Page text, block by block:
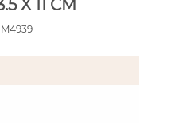
X 11 CM
M4939